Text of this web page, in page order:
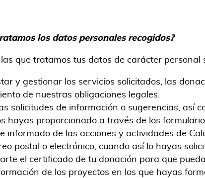
los datos personales recogidos?
que tratamos tus datos de carácter personal
y gestionar los servicios solicitados, las
de nuestras obligaciones legales.
solicitudes de información o sugerencias, así
hayas proporcionado a través de los
informado de las acciones y actividades de
postal o electrónico, cuando así lo hayas
el certificado de tu donación para que
de los proyectos en los que hayas